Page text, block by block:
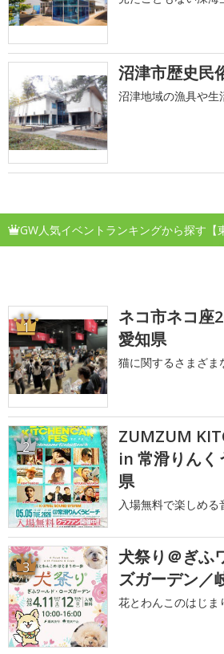
沼津市歴史民
沼津地域の漁具や生
GW人気イベントランキングから探す【
1
ネコ市ネコ座
愛知県
猫に関するさまざま
2
ZUMZUM
in 常滑りんく
県
入場無料で楽しめる
3
犬祭り＠ぎふ
ズガーデン／
花とわんこのはじま